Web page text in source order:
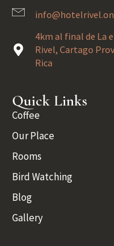
4km al final de La
Rivel, Cartago
Rica
Quick Links
Coffee
Our Place
Rooms
Bird Watching
Blog
Gallery